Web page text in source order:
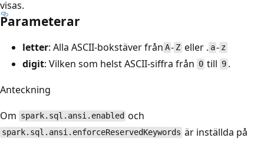
visas.
Parameterar
letter: Alla ASCII-bokstäver från A- Zeller . a- z
digit: Vilken som helst ASCII-siffra från 0 till 9.
Anteckning
Om spark.sql.ansi.enabled och
spark.sql.ansi.enforceReservedKeywords är inställda på